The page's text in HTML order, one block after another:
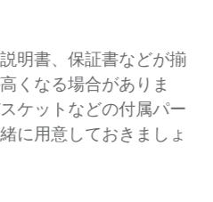
明書、保証書などが揃
くなる場合がありま
ケットなどの付属パー
に用意しておきましょ